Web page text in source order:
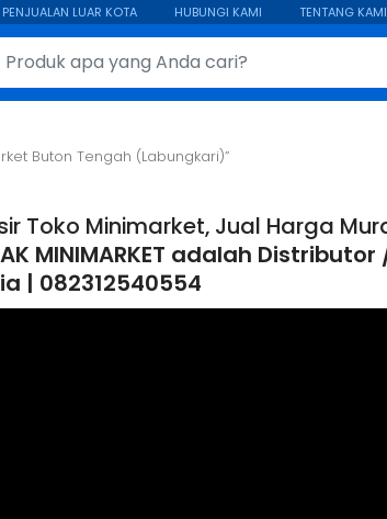
PENJUALAN LUAR KOTA HUBUNGI KAMI TENTANG KAMI
Buton Tengah (Labungkari)”
Toko Minimarket, Jual Harga
MINIMARKET adalah
| 082312540554